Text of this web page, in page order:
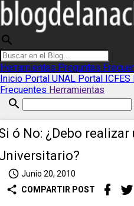
search
Herramientas Preguntas
Inicio Portal UNAL Portal ICFES
Frecuentes Herramientas
search
ó No: ¿Debo
access_time Junio 20, 2010
share COMPARTIR POST